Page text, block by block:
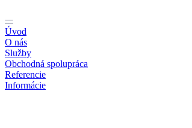
na
obsah
Úvod
O nás
Služby
Obchodná spolupráca
Referencie
Informácie